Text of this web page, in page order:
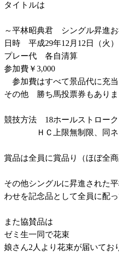
タイトルは
～平林昭典君 シングル昇進お
日時 平成29年12月12日（火）
プレー代 各自清算
参加費￥3,000
参加費はすべて景品代に充当
その他 勝ち馬投票券もありま
競技方法 18ホールストローク
ＨＣ上限無制限、同ネッ
賞品は全員に賞品り（ほぼ全商
その他シングルに昇進された
わせを記念品として全員に配っ
また協賛品は
ゼミ生一同で花束
娘さん2人より花束が届いてお